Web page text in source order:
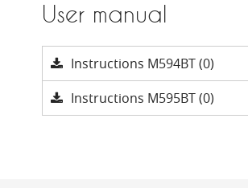
User manual
Instructions M594BT (0)
Instructions M595BT (0)